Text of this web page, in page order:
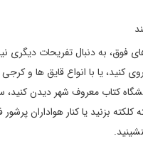
های فوق، به دنبال تفریحات دیگری
کنید، یا با انواع قایق ها و
کتاب معروف شهر دیدن
بزنید یا کنار هواداران پرشور